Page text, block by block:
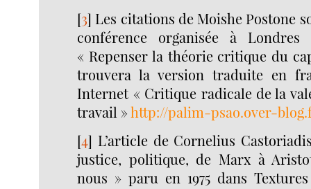
[3] Les citations de Moishe Postone
conférence organisée à
« Repenser la théorie critique du
trouvera la version traduite en
Internet « Critique radicale de la
travail »http://palim-psao.over-
[4] L’article de Cornelius
justice, politique, de Marx à
nous » paru en 1975 dans